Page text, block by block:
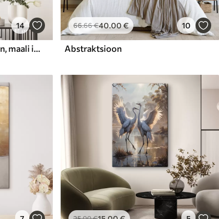
14
Abstraktne kompositsioon, maali imitatsioon
66.66€40.00€ 10
Abstraktsioon